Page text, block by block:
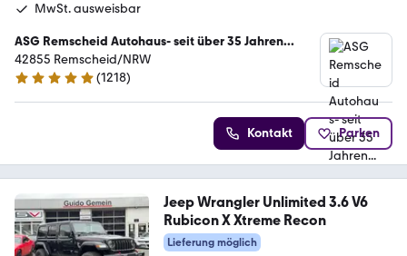
MwSt. ausweisbar
ASG Remscheid Autohaus- seit über 35 Jahren...
42855 Remscheid/NRW
4.8 Sterne
(1218)
Kontakt Parken
Jeep Wrangler Unlimited 3.6 V6
Rubicon X Xtreme Recon
Lieferung möglich